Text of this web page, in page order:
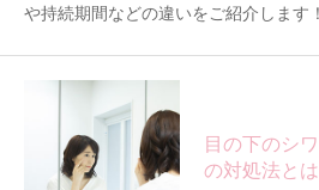
や持続期間などの違いをご紹介します！
目の下のシ
の対処法とは